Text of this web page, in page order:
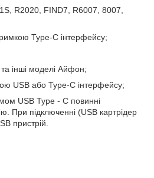
R2020, FIND7, R6007, 8007,
Type-C інтерфейсу;
інші моделі Айфон;
USB або Type-C інтерфейсу;
USB Type - C повинні
При підключенні (USB картрідер
пристрій.